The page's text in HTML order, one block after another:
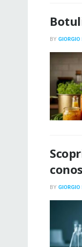
BY GIORGIO
BY GIORGIO